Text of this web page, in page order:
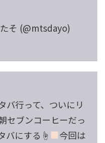
そ (@mtsdayo)
バ行って、ついにリ
セブンコーヒーだっ
バにする☝
今回は